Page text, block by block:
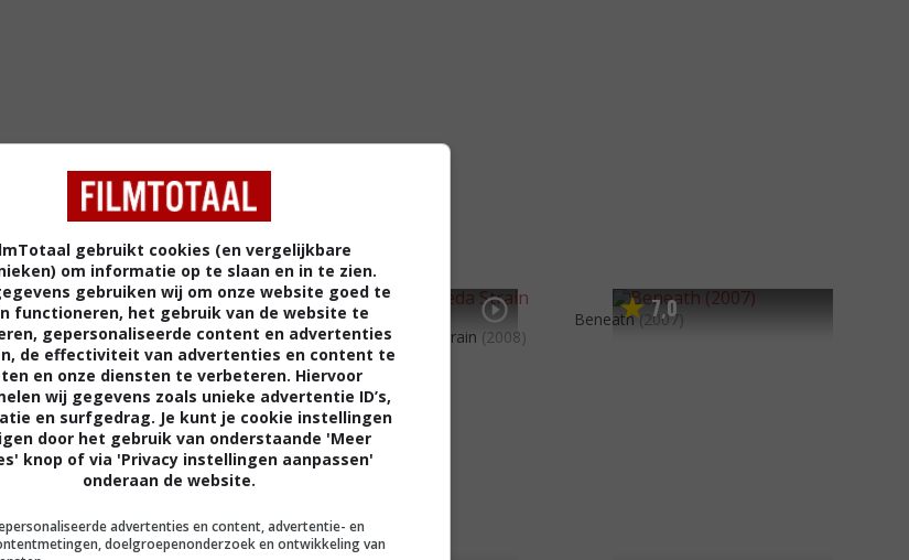
5,1
Toxic Skies (2008) 64
The Andromeda Strain (2008)
7,0
Beneath (2007)
gebruikt cookies (en vergelijkbare
om informatie op te slaan en in te zien.
gebruiken wij om onze website goed te
functioneren, het gebruik van de website te
gepersonaliseerde content en advertenties
de effectiviteit van advertenties en content te
en onze diensten te verbeteren. Hiervoor
wij gegevens zoals unieke advertentie ID’s,
en surfgedrag. Je kunt je cookie instellingen
door het gebruik van onderstaande 'Meer
knop of via 'Privacy instellingen aanpassen'
onderaan de website.
advertenties en content, advertentie- en
doelgroepenonderzoek en ontwikkeling van